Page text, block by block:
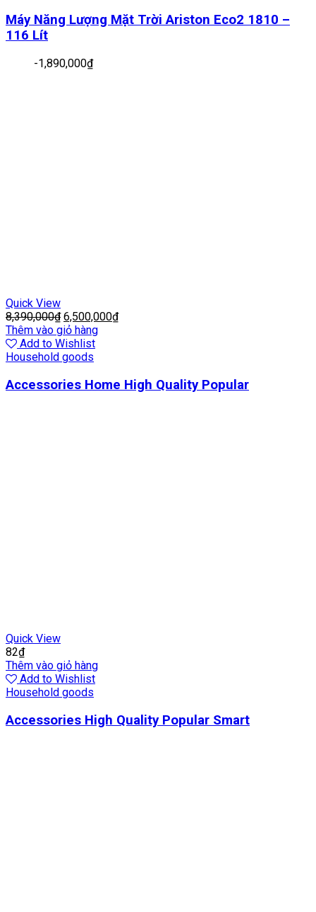
Máy Năng Lượng Mặt Trời Ariston Eco2 1810 –
116 Lít
-1,890,000₫
Quick View
8,390,000₫ 6,500,000₫
Thêm vào giỏ hàng
Add to Wishlist
Household goods
Accessories Home High Quality Popular
Quick View
82₫
Thêm vào giỏ hàng
Add to Wishlist
Household goods
Accessories High Quality Popular Smart